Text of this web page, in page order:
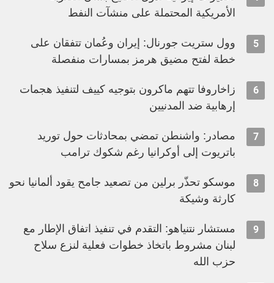
الأمريكية المحتملة على منشآت النفط
5
وول ستريت جورنال: إيران وعُمان تتفقان على
خطة لفتح مضيق هرمز بمسارات منفصلة
6
زاخاروفا تتهم ماكرون بتوجيه كييف لتنفيذ هجمات
إرهابية ضد المدنيين
7
مصادر: واشنطن تمضي بمحادثات حول توريد
باتريوت إلى أوكرانيا رغم شكوك ترامب
8
موسكو تحذّر برلين من تصعيد جامح يقود ألمانيا نحو
كارثة وشيكة
9
مستشار نتنياهو: التقدم في تنفيذ اتفاق الإطار مع
لبنان مشروط باتخاذ خطوات فعلية لنزع سلاح
حزب الله